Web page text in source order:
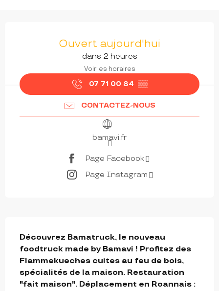
Ouvert aujourd'hui
dans 2 heures
Voir les horaires
07 71 00 84 ▒▒
CONTACTEZ-NOUS
bamavi.fr
Page Facebook
Page Instagram
Découvrez Bamatruck, le nouveau
foodtruck made by Bamavi ! Profitez des
Flammekueches cuites au feu de bois,
spécialités de la maison. Restauration
"fait maison". Déplacement en Roannais :